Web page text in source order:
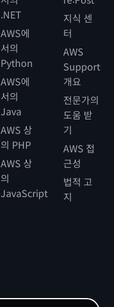
.NET
AWS에
서의
Python
AWS에
서의
Java
AWS 상
의 PHP
AWS 상
의
JavaScript
지식 센
터
AWS
Support
개요
전문가의
도움 받
기
AWS 접
근성
법적 고
지